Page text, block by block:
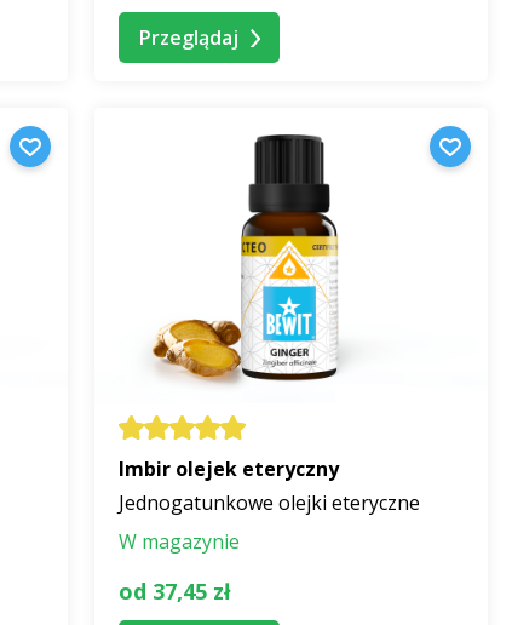
Przeglądaj
Imbir olejek eteryczny
Jednogatunkowe olejki eteryczne
W magazynie
od 37,45 zł